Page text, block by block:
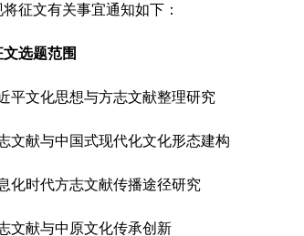
征文有关事宜通知如下：
选题范围
文化思想与方志文献整理研究
献与中国式现代化文化形态建构
时代方志文献传播途径研究
献与中原文化传承创新